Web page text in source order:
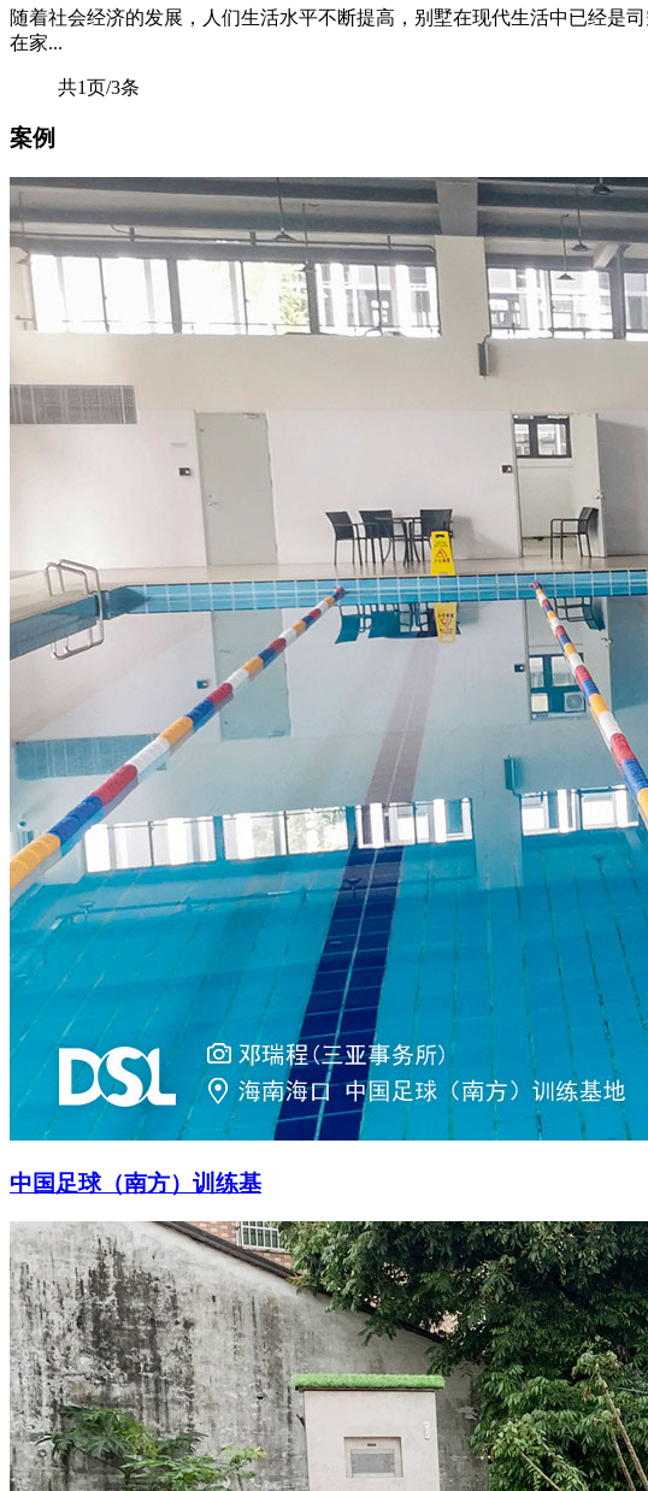
随着社会经济的发展，人们生活水平不断提高，别墅在现代生活中已经是
在家...
共1页/3条
案例
中国足球（南方）训练基